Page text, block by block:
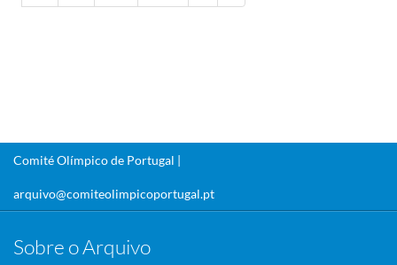
Comité Olímpico de Portugal |
arquivo@comiteolimpicoportugal.pt
Sobre o Arquivo